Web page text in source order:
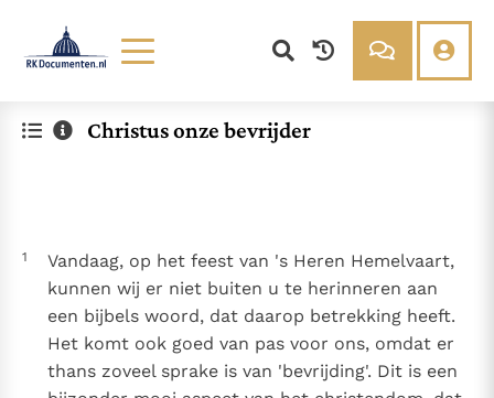
Documenten
Denzinger
Over RK Documenten
Gebruiksvoorwaarden
Nieuwste Documenten
In Christus wordt onze honger vervuld
Leer de kostbare parel van Gods koninkrijk te
Christus onze bevrijder
1
Vandaag, op het feest van 's Heren Hemelvaart,
kunnen wij er niet buiten u te herinneren aan
een bijbels woord, dat daarop betrekking heeft.
Het komt ook goed van pas voor ons, omdat er
thans zoveel sprake is van 'bevrijding'. Dit is een